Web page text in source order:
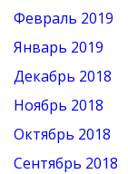
Февраль 2019
Январь 2019
Декабрь 2018
Ноябрь 2018
Октябрь 2018
Сентябрь 2018